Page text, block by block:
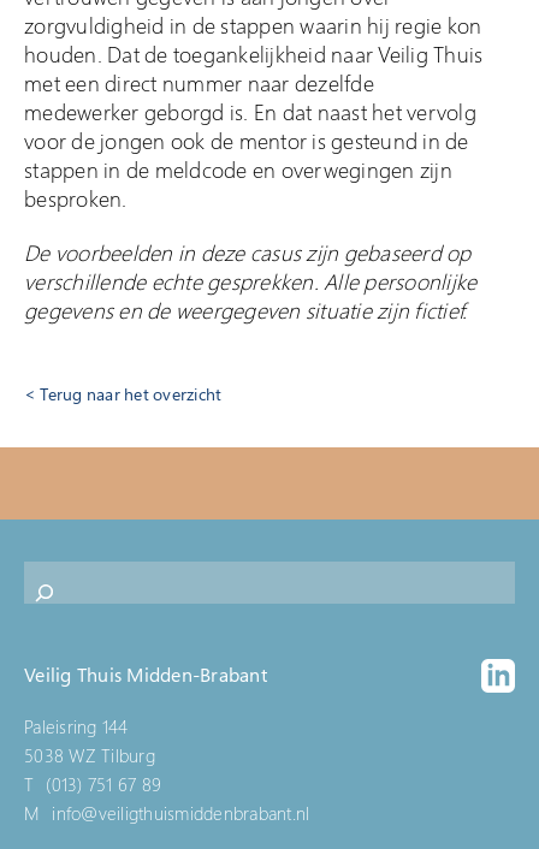
zorgvuldigheid in de stappen waarin hij regie kon
houden. Dat de toegankelijkheid naar Veilig Thuis
met een direct nummer naar dezelfde
medewerker geborgd is. En dat naast het vervolg
voor de jongen ook de mentor is gesteund in de
stappen in de meldcode en overwegingen zijn
besproken.
De voorbeelden in deze casus zijn gebaseerd op
verschillende echte gesprekken. Alle persoonlijke
gegevens en de weergegeven situatie zijn fictief.
Terug naar het overzicht
Veilig Thuis Midden-Brabant
Paleisring 144
5038 WZ Tilburg
T (013) 751 67 89
M
info@veiligthuismiddenbrabant.nl